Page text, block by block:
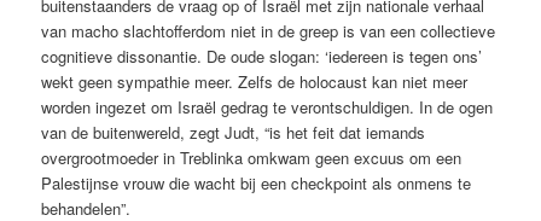
buitenstaanders de vraag op of Israël met zijn nationale verhaal
van macho slachtofferdom niet in de greep is van een collectieve
cognitieve dissonantie. De oude slogan: ‘iedereen is tegen ons’
wekt geen sympathie meer. Zelfs de holocaust kan niet meer
worden ingezet om Israël gedrag te verontschuldigen. In de ogen
van de buitenwereld, zegt Judt, “is het feit dat iemands
overgrootmoeder in Treblinka omkwam geen excuus om een
Palestijnse vrouw die wacht bij een checkpoint als onmens te
behandelen”.